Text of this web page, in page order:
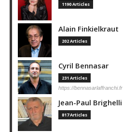
1190 Articles
Alain Finkielkraut
202 Articles
Cyril Bennasar
231 Articles
https://bennasarlaffranchi.fr
Jean-Paul Brighelli
817 Articles